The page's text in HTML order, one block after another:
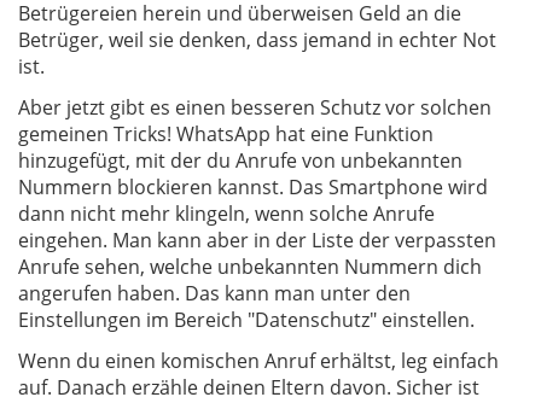
Betrügereien herein und überweisen Geld an die
Betrüger, weil sie denken, dass jemand in echter Not
ist.
Aber jetzt gibt es einen besseren Schutz vor solchen
gemeinen Tricks! WhatsApp hat eine Funktion
hinzugefügt, mit der du Anrufe von unbekannten
Nummern blockieren kannst. Das Smartphone wird
dann nicht mehr klingeln, wenn solche Anrufe
eingehen. Man kann aber in der Liste der verpassten
Anrufe sehen, welche unbekannten Nummern dich
angerufen haben. Das kann man unter den
Einstellungen im Bereich "Datenschutz" einstellen.
Wenn du einen komischen Anruf erhältst, leg einfach
auf. Danach erzähle deinen Eltern davon. Sicher ist